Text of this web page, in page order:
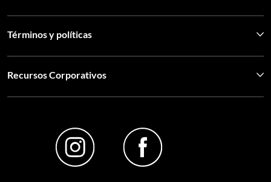
Términos y políticas
Recursos Corporativos